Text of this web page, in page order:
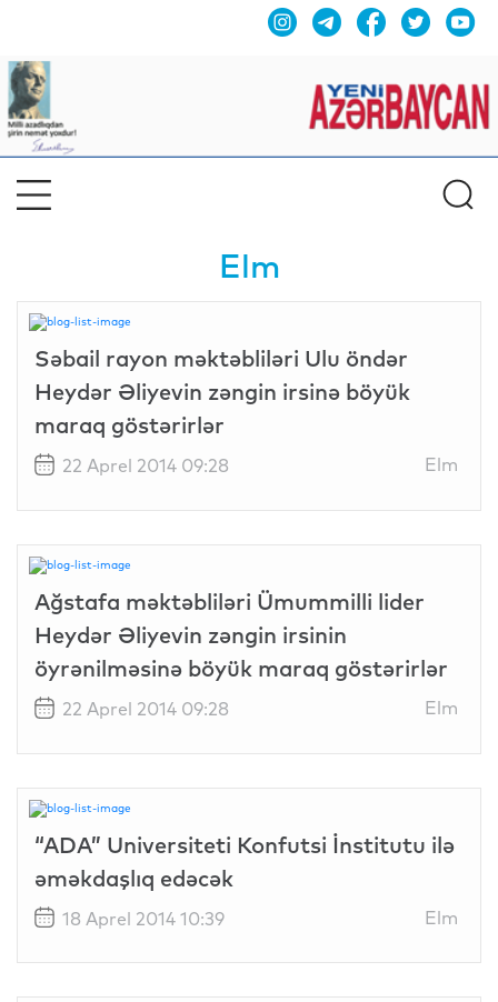
Elm
Səbail rayon məktəbliləri Ulu öndər
Heydər Əliyevin zəngin irsinə böyük
maraq göstərirlər
22 Aprel 2014 09:28 Elm
Ağstafa məktəbliləri Ümummilli lider
Heydər Əliyevin zəngin irsinin
öyrənilməsinə böyük maraq göstərirlər
22 Aprel 2014 09:28 Elm
“ADA” Universiteti Konfutsi İnstitutu ilə
əməkdaşlıq edəcək
18 Aprel 2014 10:39 Elm